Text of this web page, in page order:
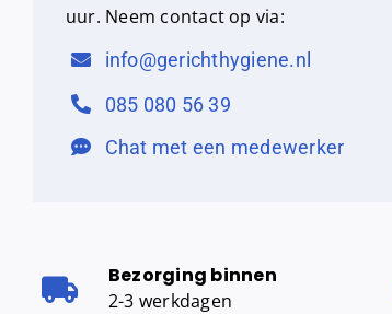
uur. Neem contact op via:
info@gerichthygiene.nl
085 080 56 39
Chat met een medewerker
Bezorging binnen
2-3 werkdagen